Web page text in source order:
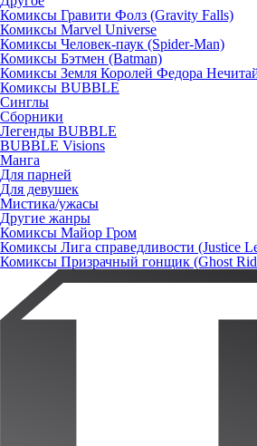
Комиксы Гравити Фолз (Gravity Falls)
Комиксы Marvel Universe
Комиксы Человек-паук (Spider-Man)
Комиксы Бэтмен (Batman)
Комиксы Земля Королей Федора
Комиксы BUBBLE
Синглы
Сборники
Легенды BUBBLE
BUBBLE Visions
Манга
Для парней
Для девушек
Мистика/ужасы
Другие жанры
Комиксы Майор Гром
Комиксы Лига справедливости (Justice
Комиксы Призрачный гонщик (Ghost